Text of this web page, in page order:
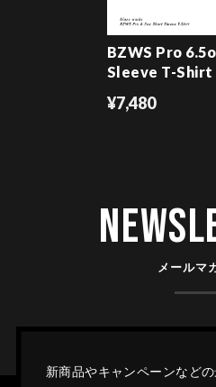
BZWS Pro
Sleeve T-Shirt
¥7,480
メールマ
新商品やキャンペーンなど